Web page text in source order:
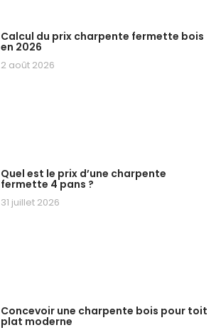
Calcul du prix charpente fermette bois
en 2026
2 août 2026
Quel est le prix d’une charpente
fermette 4 pans ?
31 juillet 2026
Concevoir une charpente bois pour toit
plat moderne